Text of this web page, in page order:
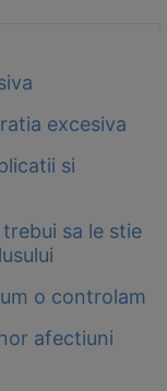
excesiva
si
sa le stie
o controlam
afectiuni